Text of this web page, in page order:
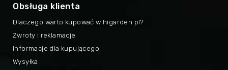
Obsługa klienta
Dlaczego warto kupować w higarden.pl?
Zwroty i reklamacje
Informacje dla kupującego
Wysyłka